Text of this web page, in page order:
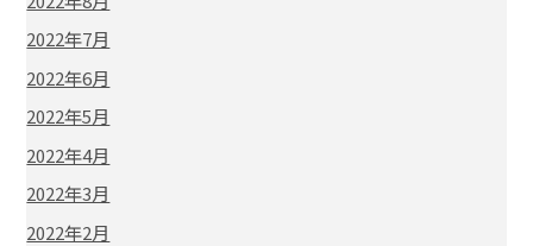
2022年7月
2022年6月
2022年5月
2022年4月
2022年3月
2022年2月